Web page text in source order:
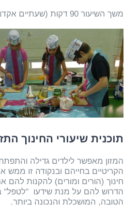
משך השיעור 90 דקות (שעתיים אקדמיות רצופות)
תוכנית שיעורי החינוך
המזון מאפשר לילדים גדילה
הקריטיים בחייהם ובנקודה זו ממש
חינוך (הורים ומורים) להקנות להם
הדרוש להם על מנת שידעו "לטפל"
הטובה, המושכלת והנכונה ביותר.